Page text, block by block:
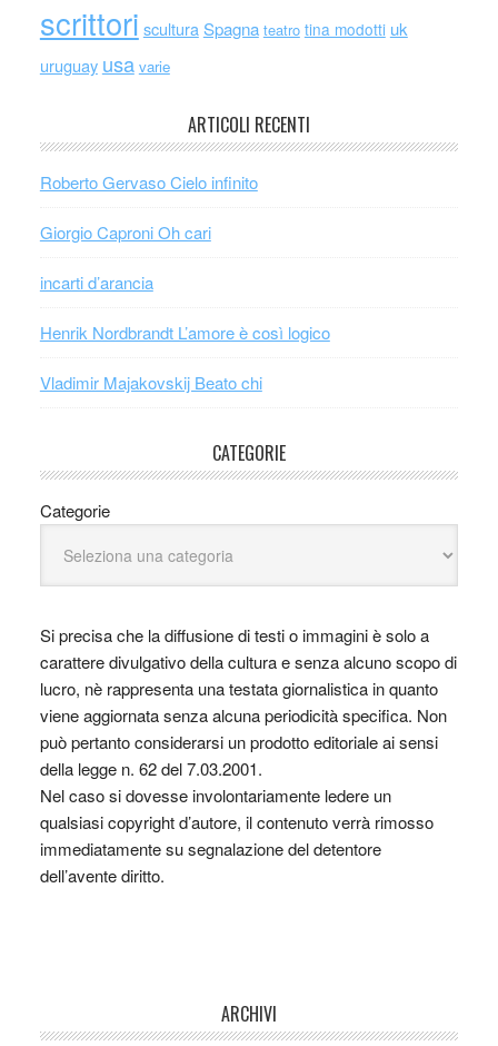
scrittori scultura Spagna teatro tina modotti uk
uruguay usa varie
ARTICOLI RECENTI
Roberto Gervaso Cielo infinito
Giorgio Caproni Oh cari
incarti d’arancia
Henrik Nordbrandt L’amore è così logico
Vladimir Majakovskij Beato chi
CATEGORIE
Categorie
Si precisa che la diffusione di testi o immagini è solo a
carattere divulgativo della cultura e senza alcuno scopo di
lucro, nè rappresenta una testata giornalistica in quanto
viene aggiornata senza alcuna periodicità specifica. Non
può pertanto considerarsi un prodotto editoriale ai sensi
della legge n. 62 del 7.03.2001.
Nel caso si dovesse involontariamente ledere un
qualsiasi copyright d’autore, il contenuto verrà rimosso
immediatamente su segnalazione del detentore
dell’avente diritto.
ARCHIVI